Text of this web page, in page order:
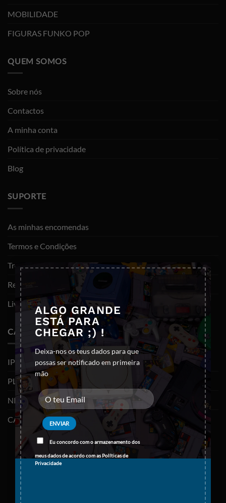
ALGO GRANDE
ESTÁ PARA
CHEGAR ;) !
Deixa-nos os teus dados para que
possas ser notificado em primeira
mão
Eu concordo com o armazenamento dos
meus dados de acordo com asPolíticas de
Privacidade
×
MOBILIDADE
FIGURAS FUNKO POP
QUEM SOMOS
Sobre nós
Contactos
A minha conta
Política de privacidade
Blog
SUPORTE
As minhas encomendas
Termos e Condições
Trocas e devoluções
Resolução de litígios
Livro de reclamações
CATEGORIAS
IPHONES (RECONDICIONADOS)
PLAYSTATION
NINTENDO SWITCH
CABOS E ADAPTADORES TYPE-C